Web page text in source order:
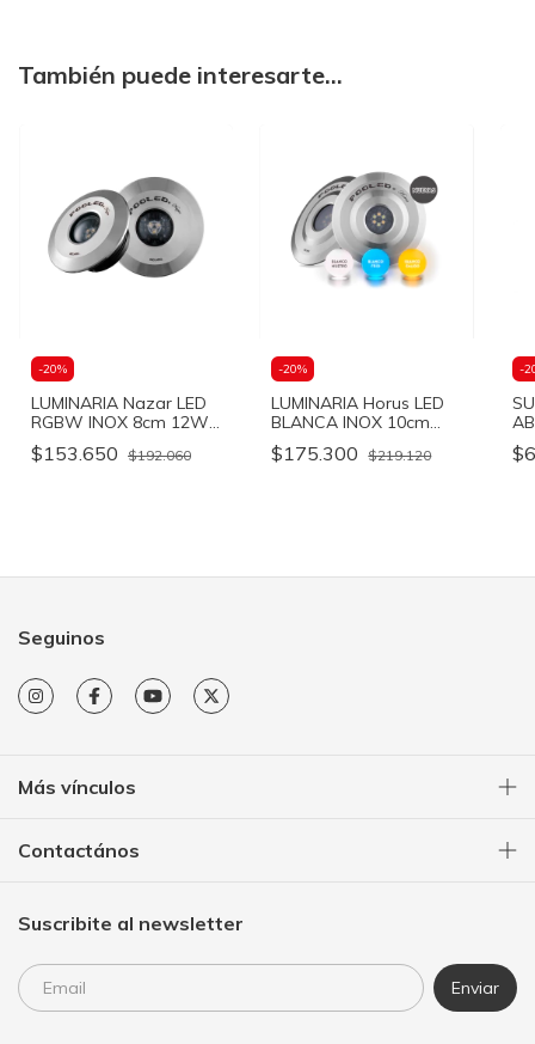
También puede interesarte...
-20%
LUMINARIA Nazar LED
RGBW INOX 8cm 12W-
Pooled
$153.650 $192.060
-20%
LUMINARIA Horus LED
BLANCA INOX 10cm
18W- Pooled
$175.300 $219.120
-
Seguinos
Más vínculos
Contactános
Suscribite al newsletter